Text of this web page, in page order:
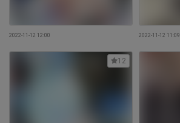
2022-11-12 12:00 2022-11-12 11:09
12